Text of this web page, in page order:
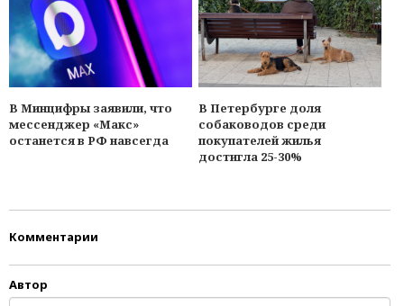
В Минцифры заявили, что
мессенджер «Макс»
останется в РФ навсегда
В Петербурге доля
собаководов среди
покупателей жилья
достигла 25-30%
Комментарии
Автор